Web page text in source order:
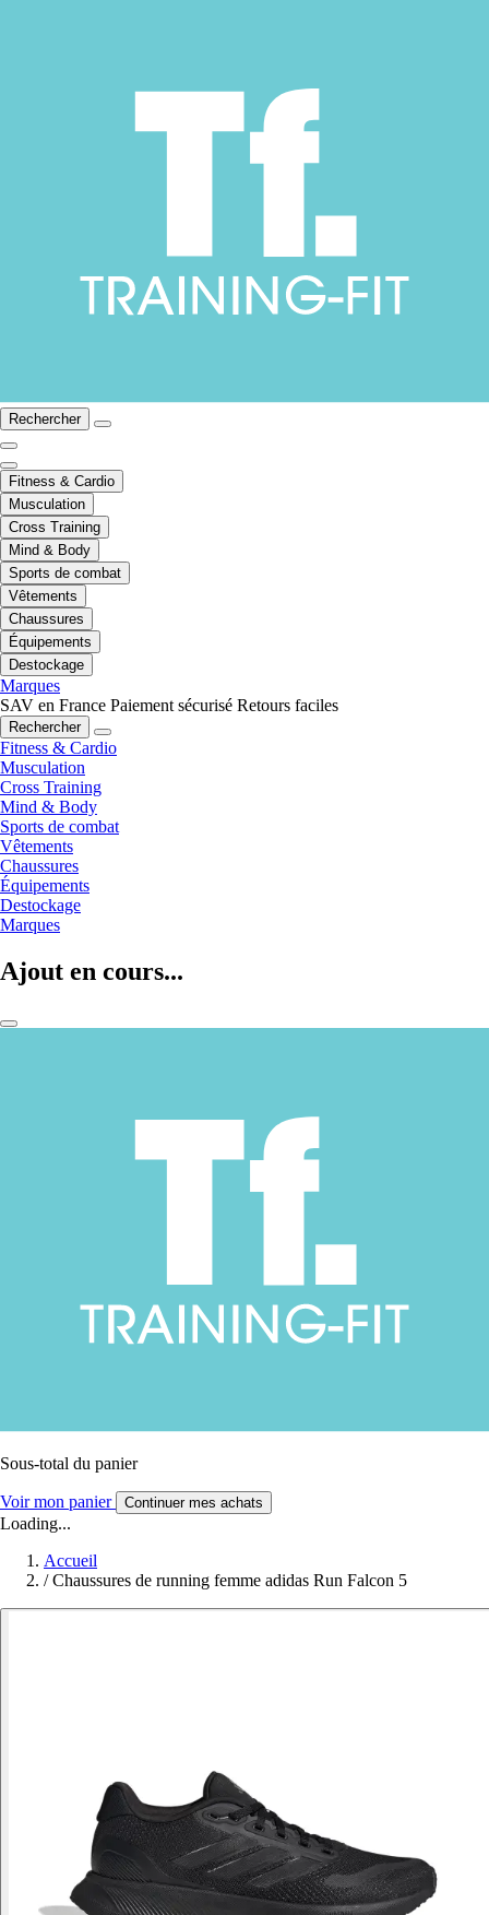
Rechercher
Fitness & Cardio
Musculation
Cross Training
Mind & Body
Sports de combat
Vêtements
Chaussures
Équipements
Destockage
Marques
SAV en France Paiement sécurisé Retours faciles
Rechercher
Fitness & Cardio
Musculation
Cross Training
Mind & Body
Sports de combat
Vêtements
Chaussures
Équipements
Destockage
Marques
Ajout en cours...
Sous-total du panier
Voir mon panier Continuer mes achats
Loading...
Accueil
/ Chaussures de running femme adidas Run Falcon 5